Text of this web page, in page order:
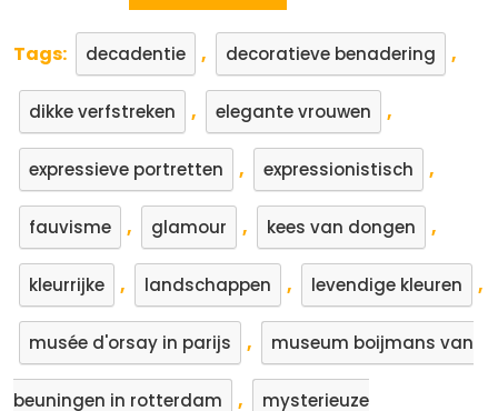
Tags: decadentie , decoratieve benadering ,
dikke verfstreken , elegante vrouwen ,
expressieve portretten , expressionistisch ,
fauvisme , glamour , kees van dongen ,
kleurrijke , landschappen , levendige kleuren ,
musée d'orsay in parijs , museum boijmans van
beuningen in rotterdam , mysterieuze